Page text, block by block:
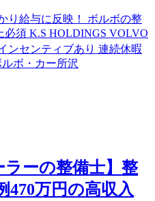
ラーの整備士】整
470万円の高収入